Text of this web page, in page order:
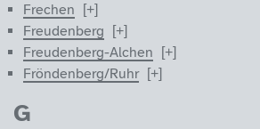
Frechen
Freudenberg
Freudenberg-Alchen
Fröndenberg/Ruhr
G